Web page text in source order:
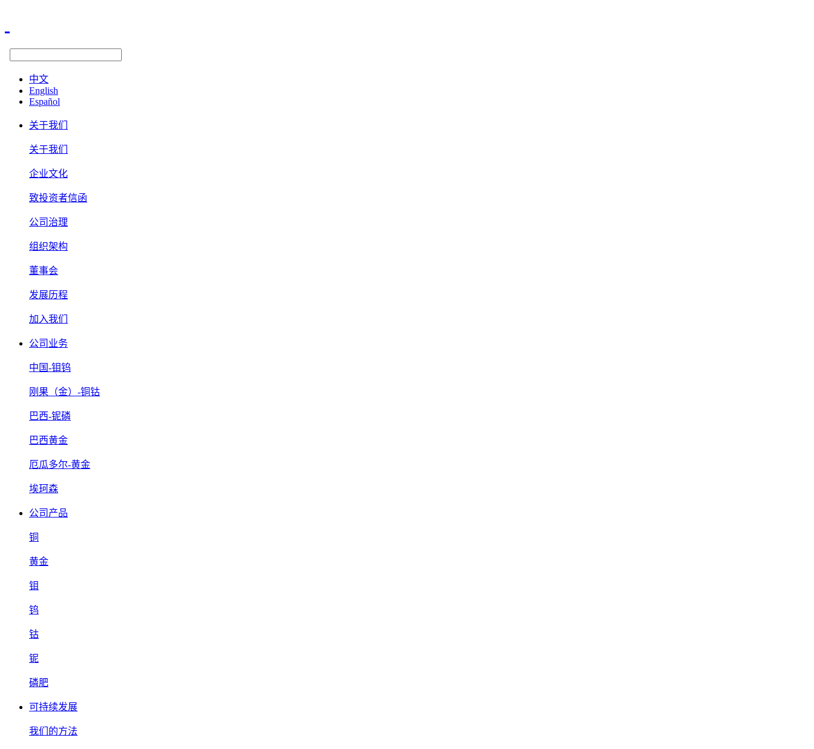
中文
English
Español
关于我们
关于我们
企业文化
致投资者信函
公司治理
组织架构
董事会
发展历程
加入我们
公司业务
中国-钼钨
刚果（金）-铜钴
巴西-铌磷
巴西黄金
厄瓜多尔-黄金
埃珂森
公司产品
铜
黄金
钼
钨
钴
铌
磷肥
可持续发展
我们的方法